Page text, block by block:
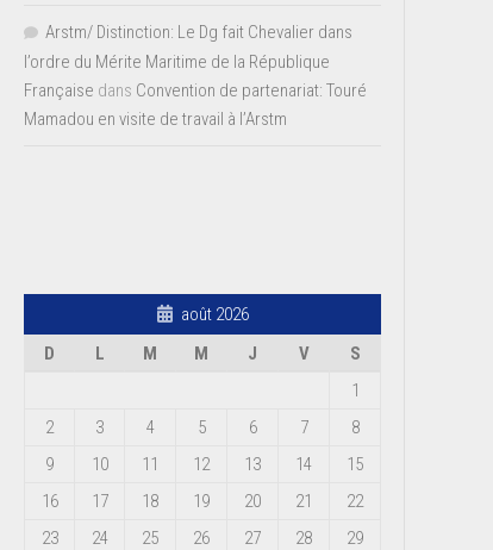
Arstm/ Distinction: Le Dg fait Chevalier dans
l’ordre du Mérite Maritime de la République
Française dans Convention de partenariat: Touré
Mamadou en visite de travail à l’Arstm
août 2026
D
L M M J V
S
1
2
3 4 5 6 7
8
9
10 11 12 13 14
15
16
17 18 19 20 21
22
23
24 25 26 27 28
29